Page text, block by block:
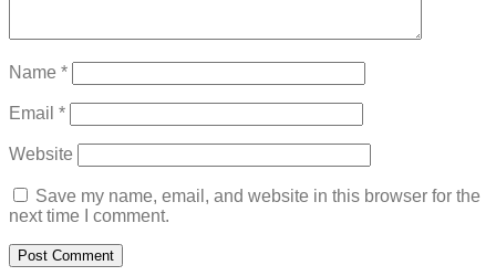
Name *
Email *
Website
Save my name, email, and website in this browser for the
next time I comment.